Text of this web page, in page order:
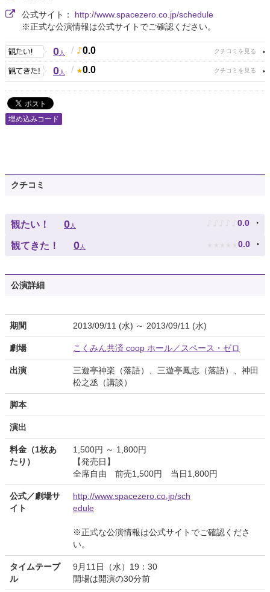
公式サイト： http://www.spacezero.co.jp/schedule
※正式な公演情報は公式サイトでご確認ください。
0人 / 0.0
0人 / 0.0
埋め込みコード
クチコミ
観たい！ 0人 ♪ ♪ ♪ ♪ ♪ 0.0
観てきた！ 0人 ★ ★ ★ ★ ★ 0.0
公演詳細
期間 2013/09/11 (水) ～ 2013/09/11 (水)
劇場 こくみん共済 coop ホール／スペース・ゼロ
出演
三遊亭神楽（落語）、三遊亭鳳志（落語）、神田
松之丞（講談）
脚本
演出
料金（1枚あ
たり）
1,500円 ～ 1,800円
【発売日】
全席自由 前売1,500円 当日1,800円
公式／劇場サ
イト
http://www.spacezero.co.jp/sch
edule
※正式な公演情報は公式サイトでご確認くださ
い。
タイムテーブ
ル
9月11日（水）19：30
開場は開演の30分前